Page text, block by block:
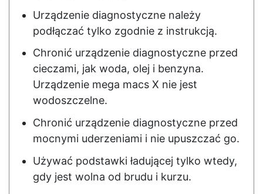
Urządzenie diagnostyczne należy
podłączać tylko zgodnie z instrukcją.
Chronić urządzenie diagnostyczne przed
cieczami, jak woda, olej i benzyna.
Urządzenie mega macs X nie jest
wodoszczelne.
Chronić urządzenie diagnostyczne przed
mocnymi uderzeniami i nie upuszczać go.
Używać podstawki ładującej tylko wtedy,
gdy jest wolna od brudu i kurzu.